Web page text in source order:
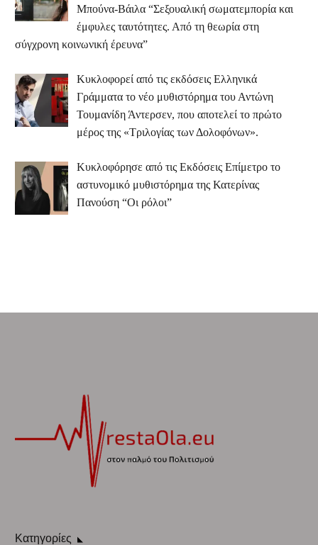
Μπούνα-Βάιλα “Σεξουαλική σωματεμπορία και
έμφυλες ταυτότητες. Από τη θεωρία στη
σύγχρονη κοινωνική έρευνα”
Κυκλοφορεί από τις εκδόσεις Ελληνικά
Γράμματα το νέο μυθιστόρημα του Αντώνη
Τουμανίδη Άντερσεν, που αποτελεί το πρώτο
μέρος της «Τριλογίας των Δολοφόνων».
Κυκλοφόρησε από τις Εκδόσεις Επίμετρο το
αστυνομικό μυθιστόρημα της Κατερίνας
Πανούση “Οι ρόλοι”
Κατηγορίες